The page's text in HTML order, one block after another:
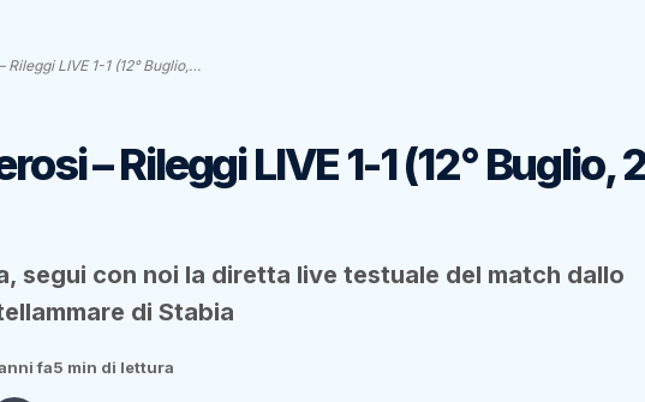
LIVE 1-1 (12° Buglio,…
– Rileggi LIVE 1-1 (12° Buglio,
segui con noi la diretta live testuale del match dallo
di Stabia
fa5 min di lettura